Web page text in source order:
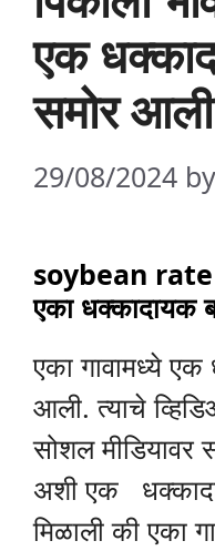
एक
समोर आली
29/08/2024 by
soybean rate
एका धक्कादायक
एका गावामध्ये
आली. त्याचे
सोशल मीडियावर
अशी एक
मिळाली की एका